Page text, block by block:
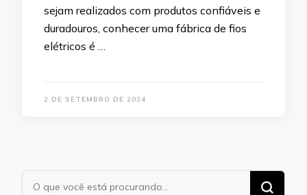
sejam realizados com produtos confiáveis e
duradouros, conhecer uma fábrica de fios
elétricos é …
2 DE SETEMBRO DE 2024
Procurando